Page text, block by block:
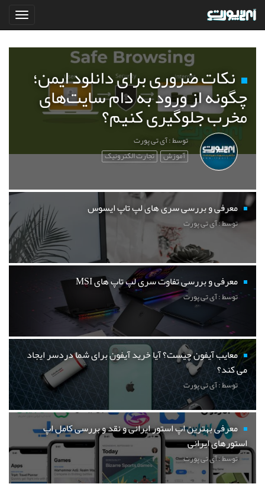
نکات ضروری برای دانلود ایمن؛
چگونه از ورود به دام سایت‌های
مخرب جلوگیری کنیم؟
توسط : آی تی پورت
آموزش تجارت الکترونیک
معرفی و بررسی سری های لپ تاپ ایسوس
توسط : آی تی پورت
معرفی و بررسی تفاوت سری لپ تاپ های MSI
توسط : آی تی پورت
معایب آیفون چیست؟ آیا خرید آیفون برای شما دردسر ایجاد
می کند؟
توسط : آی تی پورت
معرفی بهترین اپ استور ایرانی و نقد و بررسی کامل اپ
استورهای ایرانی
توسط : آی تی پورت